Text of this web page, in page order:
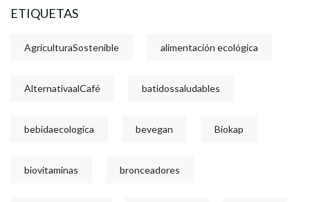
ETIQUETAS
AgriculturaSostenible alimentación ecológica
AlternativaalCafé batidossaludables
bebidaecologica bevegan Biokap
biovitaminas bronceadores